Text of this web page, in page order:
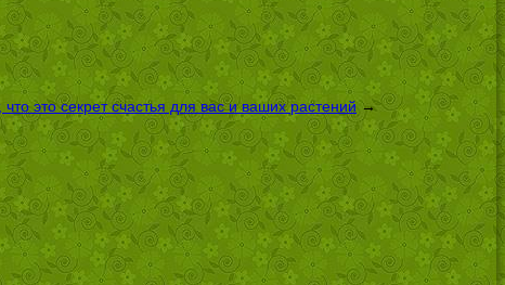
это секрет счастья для вас и ваших растений→